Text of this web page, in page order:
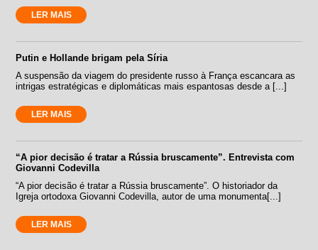
LER MAIS
Putin e Hollande brigam pela Síria
A suspensão da viagem do presidente russo à França escancara as
intrigas estratégicas e diplomáticas mais espantosas desde a [...]
LER MAIS
“A pior decisão é tratar a Rússia bruscamente”. Entrevista com
Giovanni Codevilla
“A pior decisão é tratar a Rússia bruscamente”. O historiador da
Igreja ortodoxa Giovanni Codevilla, autor de uma monumenta[...]
LER MAIS